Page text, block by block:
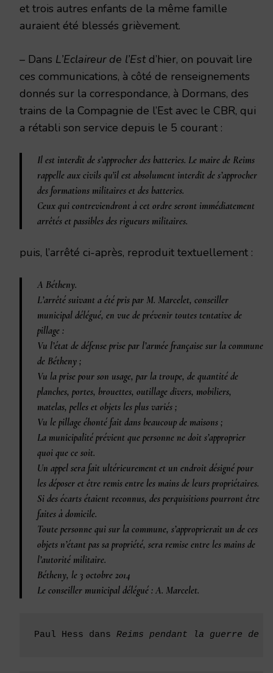
et trois autres enfants de la même famille
auraient été blessés grièvement.
– Dans L’Eclaireur de l’Estd’hier, on pouvait lire
ces communications, à côté de renseignements
donnés sur la correspondance, à Dormans, des
trains de la Compagnie de l’Est avec le CBR, qui
a rétabli son service depuis le 5 courant :
Il est interdit de s’approcher des batteries. Le maire de Reims
rappelle aux civils qu’il est absolument interdit de s’approcher
des formations militaires et des batteries.
Ceux qui contreviendront à cet ordre seront immédiatement
arrêtés et passibles des rigueurs militaires.
puis, l’arrêté ci-après, reproduit textuellement :
A Bétheny.
L’arrêté suivant a été pris par M. Marcelet, conseiller
municipal délégué, en vue de prévenir toutes tentative de
pillage :
Vu l’état de défense prise par l’armée française sur la commune
de Bétheny ;
Vu la prise pour son usage, par la troupe, de quantité de
planches, portes, brouettes, outillage divers, mobiliers,
matelas, pelles et objets les plus variés ;
Vu le pillage éhonté fait dans beaucoup de maisons ;
La municipalité prévient que personne ne doit s’approprier
quoi que ce soit.
Un appel sera fait ultérieurement et un endroit désigné pour
les déposer et être remis entre les mains de leurs propriétaires.
Si des écarts étaient reconnus, des perquisitions pourront être
faites à domicile.
Toute personne qui sur la commune, s’approprierait un de ces
objets n’étant pas sa propriété, sera remise entre les mains de
l’autorité militaire.
Bétheny, le 3 octobre 2014
Le conseiller municipal délégué : A. Marcelet.
Paul Hess dans Reims pendant la guerre de